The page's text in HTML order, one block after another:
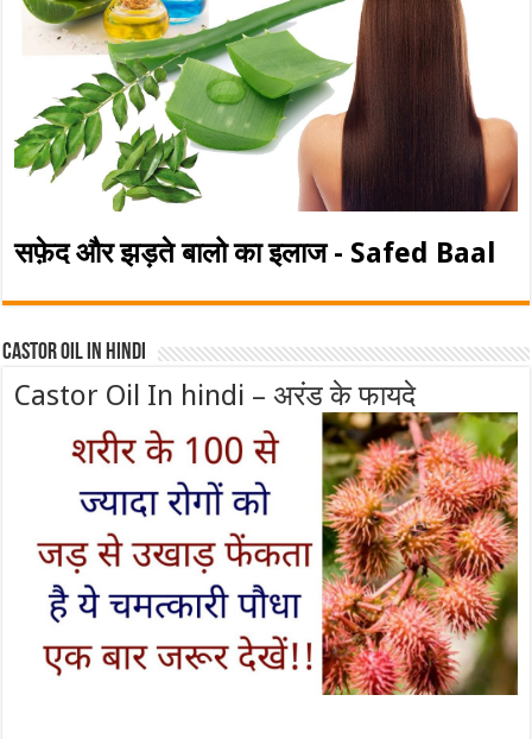
सफ़ेद और झड़ते बालो का इलाज - Safed Baal
Castor Oil In Hindi
Castor Oil In hindi – अरंड के फायदे